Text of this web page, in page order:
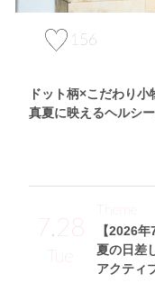
156
ドット柄×こだわり
真夏に映えるヘルシ
7.28
Tue
【2026年
夏の日差
アクティ
Theme